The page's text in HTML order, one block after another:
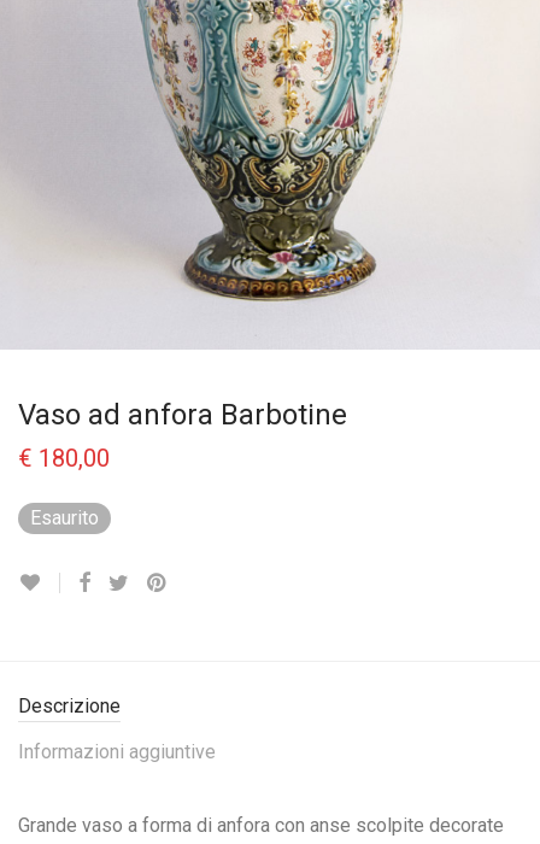
Vaso ad anfora Barbotine
€ 180,00
Esaurito
Descrizione
Informazioni aggiuntive
Grande vaso a forma di anfora con anse scolpite decorate